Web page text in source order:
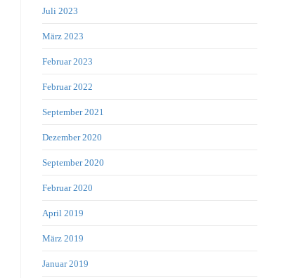
Juli 2023
März 2023
Februar 2023
Februar 2022
September 2021
Dezember 2020
September 2020
Februar 2020
April 2019
März 2019
Januar 2019